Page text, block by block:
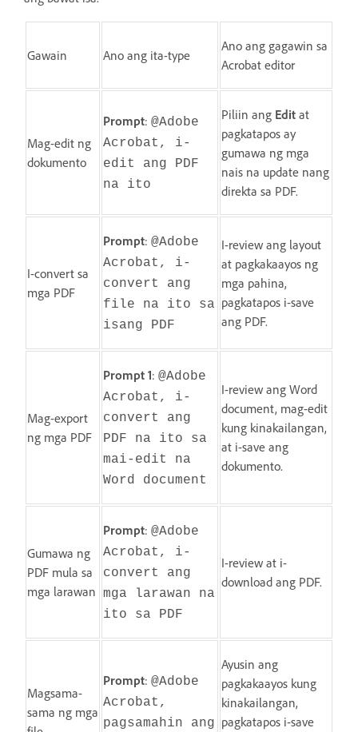
Gawain Ano ang ita-type
Ano ang gagawin sa
Acrobat editor
Mag-edit ng
dokumento
Prompt: @Adobe
Acrobat, i-
edit ang PDF
na ito
Piliin ang Edit at
pagkatapos ay
gumawa ng mga
nais na update nang
direkta sa PDF.
I-convert sa
mga PDF
Prompt: @Adobe
Acrobat, i-
convert ang
file na ito sa
isang PDF
I-review ang layout
at pagkakaayos ng
mga pahina,
pagkatapos i-save
ang PDF.
Mag-export
ng mga PDF
Prompt 1: @Adobe
Acrobat, i-
convert ang
PDF na ito sa
mai-edit na
Word document
I-review ang Word
document, mag-edit
kung kinakailangan,
at i-save ang
dokumento.
Gumawa ng
PDF mula sa
mga larawan
Prompt: @Adobe
Acrobat, i-
convert ang
mga larawan na
ito sa PDF
I-review at i-
download ang PDF.
Magsama-
sama ng mga
Prompt: @Adobe
Acrobat,
pagsamahin ang
Ayusin ang
pagkakaayos kung
kinakailangan,
pagkatapos i-save